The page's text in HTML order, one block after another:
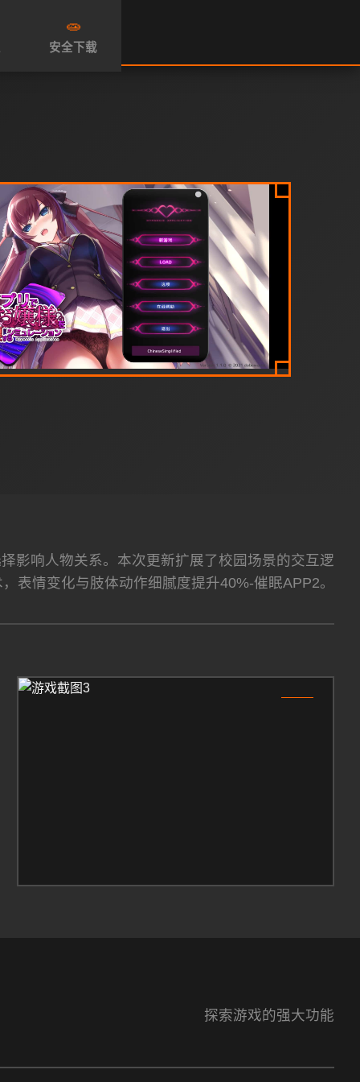
🧫
安全下载
影响人物关系。本次更新扩展了校园场景的交互逻
表情变化与肢体动作细腻度提升40%-催眠APP2。
探索游戏的强大功能